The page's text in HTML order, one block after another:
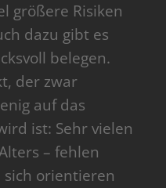
größere Risiken
dazu gibt es
belegen.
der zwar
auf das
ist: Sehr vielen
– fehlen
orientieren